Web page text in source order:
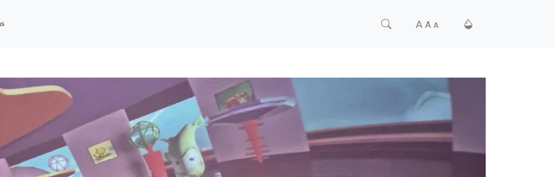
A A A